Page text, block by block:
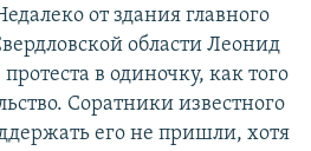
от здания главного
области Леонид
в одиночку, как того
Соратники известного
его не пришли, хотя